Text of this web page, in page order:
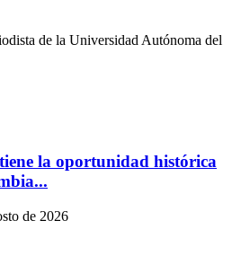
de la Universidad Autónoma del
la oportunidad histórica
de 2026